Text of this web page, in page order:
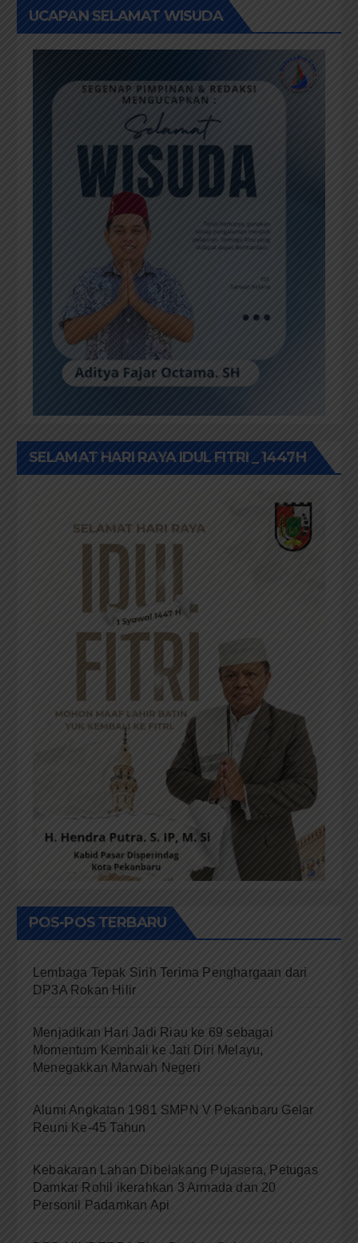
UCAPAN SELAMAT WISUDA
SELAMAT HARI RAYA IDUL FITRI _ 1447H
POS-POS TERBARU
Lembaga Tepak Sirih Terima Penghargaan dari
DP3A Rokan Hilir
Menjadikan Hari Jadi Riau ke 69 sebagai
Momentum Kembali ke Jati Diri Melayu,
Menegakkan Marwah Negeri
Alumi Angkatan 1981 SMPN V Pekanbaru Gelar
Reuni Ke-45 Tahun
Kebakaran Lahan Dibelakang Pujasera, Petugas
Damkar Rohil ikerahkan 3 Armada dan 20
Personil Padamkan Api